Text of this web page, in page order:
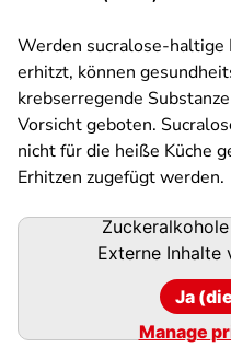
Werden sucralose-
erhitzt, können
krebserregende
Vorsicht geboten.
nicht für die heiße Küche
Erhitzen zugefügt werden.
Externe Inhalte
Ja
Manage